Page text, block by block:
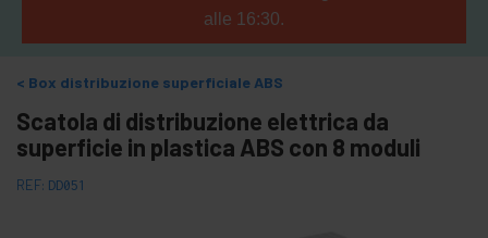
alle 16:30.
Box distribuzione superficiale ABS
Scatola di distribuzione elettrica da
superficie in plastica ABS con 8 moduli
REF: DD051